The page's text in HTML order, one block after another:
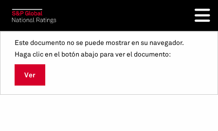
Este documento no se puede mostrar en su navegador.
Haga clic en el botón abajo para ver el documento:
Ver